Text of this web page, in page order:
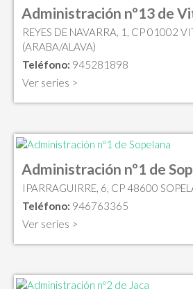
Administración nº13 de
REYES DE NAVARRA, 1, CP 01002
(ARABA/ALAVA)
Teléfono: 945281898
Ver series >
Administración nº1 de
IPARRAGUIRRE, 6, CP 48600
Teléfono: 946763365
Ver series >